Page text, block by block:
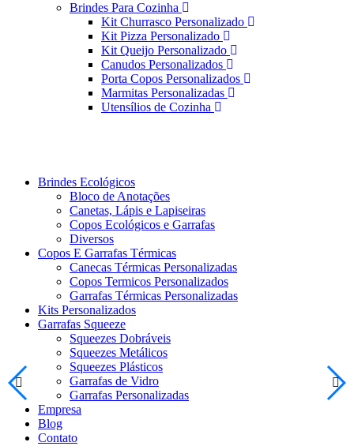
Brindes Para Cozinha
Kit Churrasco Personalizado
Kit Pizza Personalizado
Kit Queijo Personalizado
Canudos Personalizados
Porta Copos Personalizados
Marmitas Personalizadas
Utensílios de Cozinha
Brindes Ecológicos
Bloco de Anotações
Canetas, Lápis e Lapiseiras
Copos Ecológicos e Garrafas
Diversos
Copos E Garrafas Térmicas
Canecas Térmicas Personalizadas
Copos Termicos Personalizados
Garrafas Térmicas Personalizadas
Kits Personalizados
Garrafas Squeeze
Squeezes Dobráveis
Squeezes Metálicos
Squeezes Plásticos
Garrafas de Vidro
Garrafas Personalizadas
Empresa
Blog
Contato